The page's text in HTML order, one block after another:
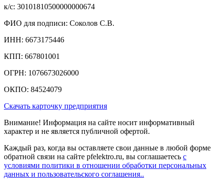
к/c: 30101810500000000674
ФИО для подписи: Соколов С.В.
ИНН: 6673175446
КПП: 667801001
ОГРН: 1076673026000
ОКПО: 84524079
Скачать карточку предприятия
Внимание! Информация на сайте носит информативный
характер и не является публичной офертой.
Каждый раз, когда вы оставляете свои данные в любой форме
обратной связи на сайте pfelektro.ru, вы соглашаетесь с
условиями политики в отношении обработки персональных
данных и пользовательского соглашения..